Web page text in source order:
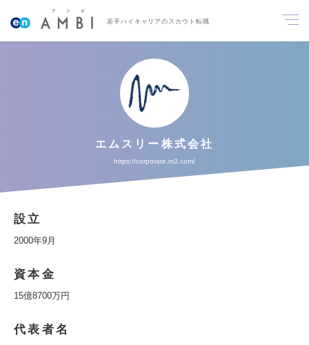
若手ハイキャリアのスカウト転職
エムスリー株式会社
https://corporate.m3.com/
設立
2000年9月
資本金
15億8700万円
代表者名